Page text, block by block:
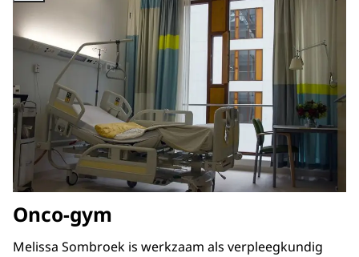
Onco-gym
Melissa Sombroek is werkzaam als verpleegkundig